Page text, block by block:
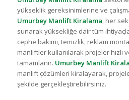
yükseklik gereksinimlerine ve
Umurbey Manlift Kiralama , her
sunarak yüksekliğe dair tüm
cephe bakımı, temizlik, reklam
manliftler kullanılarak projeler hızlı
tamamlanır. Umurbey Manlift
manlift çözümleri kiralayarak,
şekilde gerçekleştirebilirsiniz.